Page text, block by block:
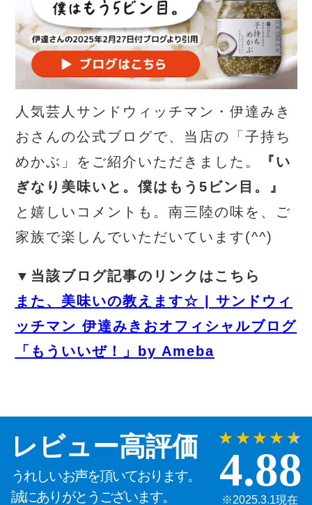
人気芸人サンドウィッチマン・伊達みき
おさんの公式ブログで、当店の「子持ち
めかぶ」をご紹介いただきました。
『い
ぎなり美味いと。僕はもう5ビン目。』
と嬉しいコメントも。南三陸の味を、ご
家族で楽しんでいただいています(^^)
▼当該ブログ記事のリンクはこちら
また、美味いの教えます☆ | サンドウィ
ッチマン 伊達みきおオフィシャルブログ
「もういいぜ！」by Ameba
レビュー高評価
うれしいお声を頂いております。
誠にありがとうございます。
★★★★ ★
4.88
※2025.3.1現在